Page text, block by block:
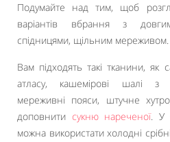
Подумайте над тим, щоб
варіантів вбрання з
спідницями, щільним мереживом.
Вам підходять такі тканини, як
атласу, кашемірові шалі з
мереживні пояси, штучне
доповнити сукню нареченої. У
можна використати холодні срібні